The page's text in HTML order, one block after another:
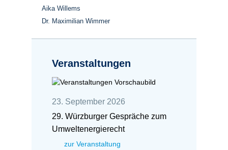
Aika Willems
Dr. Maximilian Wimmer
Veranstaltungen
23. September 2026
29. Würzburger Gespräche zum
Umweltenergierecht
zur Veranstaltung